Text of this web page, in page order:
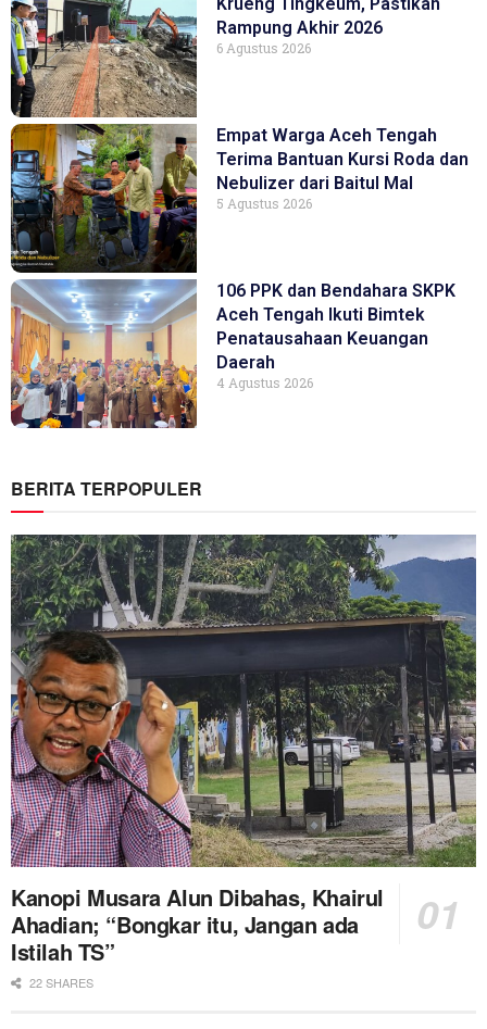
Rampung Akhir 2026
6 Agustus 2026
Empat Warga Aceh Tengah
Terima Bantuan Kursi Roda dan
Nebulizer dari Baitul Mal
5 Agustus 2026
106 PPK dan Bendahara SKPK
Aceh Tengah Ikuti Bimtek
Penatausahaan Keuangan
Daerah
4 Agustus 2026
BERITA TERPOPULER
Kanopi Musara Alun Dibahas, Khairul
Ahadian; “Bongkar itu, Jangan ada
Istilah TS”
22 SHARES